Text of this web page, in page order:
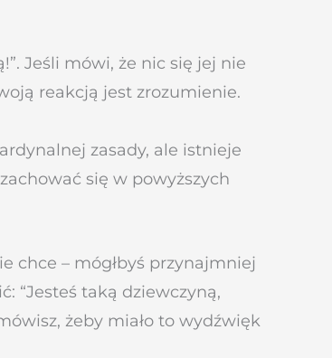
Jeśli mówi, że nic się jej nie
reakcją jest zrozumienie.
zasady, ale istnieje
się w powyższych
chce – mógłbyś przynajmniej
“Jesteś taką dziewczyną,
żeby miało to wydźwięk